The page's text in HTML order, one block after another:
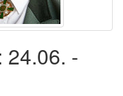
24.06. -